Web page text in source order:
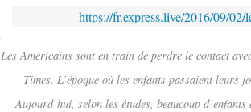
https://fr.express.live/2016/09/02/
Les Américains sont en train de perdre le contact
Times. L’époque où les enfants passaient leurs
Aujourd’hui, selon les études, beaucoup